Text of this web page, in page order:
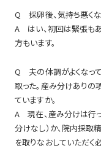
Q 採卵後、気持ち悪く
A はい、初回は緊張も
方もいます。
Q 夫の体調がよくなっ
取った。産み分けありの
ていますか。
A 現在、産み分けは行
分けなし）か、院内採取
を取りなおしていただく